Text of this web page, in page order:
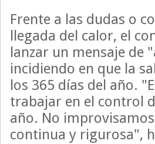
Frente a las dudas o
llegada del calor, el
lanzar un mensaje
incidiendo en que la
los 365 días del año.
trabajar en el control
año. No
continua y rigurosa",